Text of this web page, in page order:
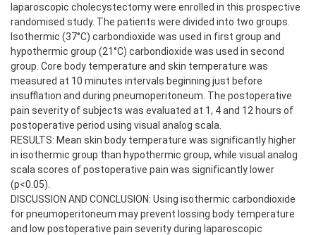
laparoscopic cholecystectomy were enrolled in this prospective
randomised study. The patients were divided into two groups.
Isothermic (37°C) carbondioxide was used in first group and
hypothermic group (21°C) carbondioxide was used in second
group. Core body temperature and skin temperature was
measured at 10 minutes intervals beginning just before
insufflation and during pneumoperitoneum. The postoperative
pain severity of subjects was evaluated at 1, 4 and 12 hours of
postoperative period using visual analog scala.
RESULTS: Mean skin body temperature was significantly higher
in isothermic group than hypothermic group, while visual analog
scala scores of postoperative pain was significantly lower
(p<0.05).
DISCUSSION AND CONCLUSION: Using isothermic carbondioxide
for pneumoperitoneum may prevent lossing body temperature
and low postoperative pain severity during laparoscopic